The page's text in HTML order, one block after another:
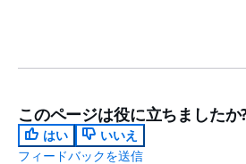
このページは役に立ちましたか
はい
いいえ
フィードバックを送信